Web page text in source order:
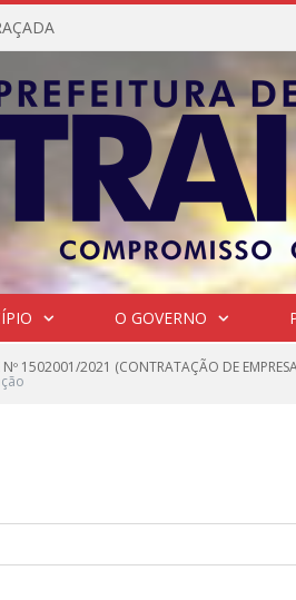
O GOVERNO
1502001/2021 (CONTRATAÇÃO DE